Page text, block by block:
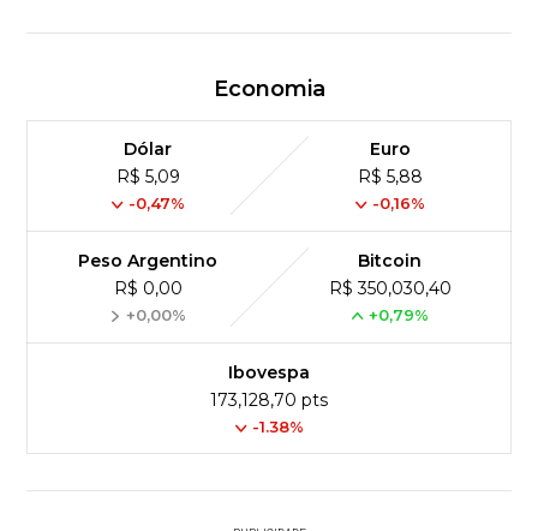
Economia
Dólar
R$ 5,09
-0,47%
Euro
R$ 5,88
-0,16%
Peso Argentino
R$ 0,00
+0,00%
Bitcoin
R$ 350,030,40
+0,79%
Ibovespa
173,128,70 pts
-1.38%